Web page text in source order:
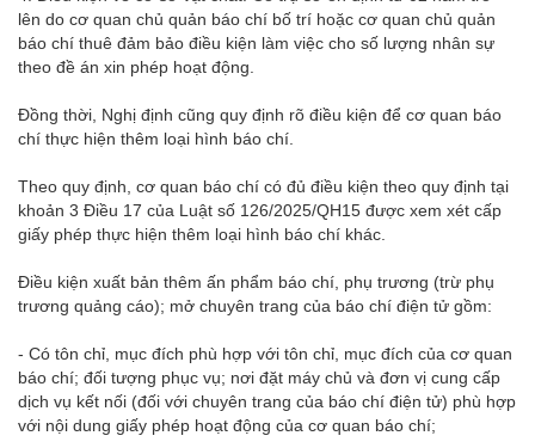
lên do cơ quan chủ quản báo chí bố trí hoặc cơ quan chủ quản
báo chí thuê đảm bảo điều kiện làm việc cho số lượng nhân sự
theo đề án xin phép hoạt động.
Đồng thời, Nghị định cũng quy định rõ điều kiện để cơ quan báo
chí thực hiện thêm loại hình báo chí.
Theo quy định, cơ quan báo chí có đủ điều kiện theo quy định tại
khoản 3 Điều 17 của Luật số 126/2025/QH15 được xem xét cấp
giấy phép thực hiện thêm loại hình báo chí khác.
Điều kiện xuất bản thêm ấn phẩm báo chí, phụ trương (trừ phụ
trương quảng cáo); mở chuyên trang của báo chí điện tử gồm:
- Có tôn chỉ, mục đích phù hợp với tôn chỉ, mục đích của cơ quan
báo chí; đối tượng phục vụ; nơi đặt máy chủ và đơn vị cung cấp
dịch vụ kết nối (đối với chuyên trang của báo chí điện tử) phù hợp
với nội dung giấy phép hoạt động của cơ quan báo chí;